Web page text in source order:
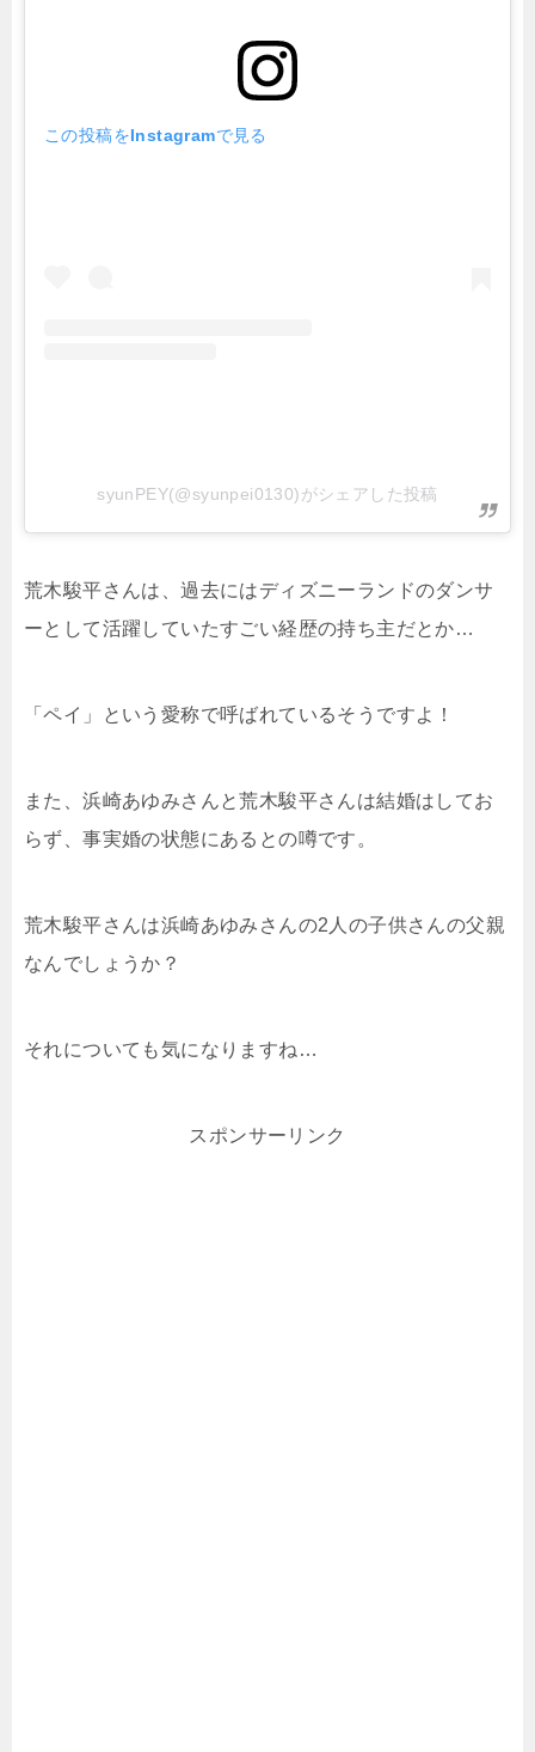
この投稿をInstagramで見る
syunPEY(@syunpei0130)がシェアした投稿
荒木駿平さんは、過去にはディズニーランドのダンサ
ーとして活躍していたすごい経歴の持ち主だとか…
「ペイ」という愛称で呼ばれているそうですよ！
また、浜崎あゆみさんと荒木駿平さんは結婚はしてお
らず、事実婚の状態にあるとの噂です。
荒木駿平さんは浜崎あゆみさんの2人の子供さんの父親
なんでしょうか？
それについても気になりますね…
スポンサーリンク